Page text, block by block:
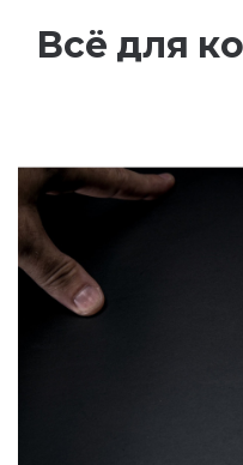
Всё для